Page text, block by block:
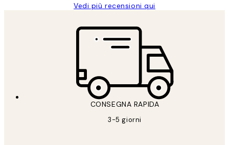
Vedi più recensioni qui
CONSEGNA RAPIDA
3-5 giorni